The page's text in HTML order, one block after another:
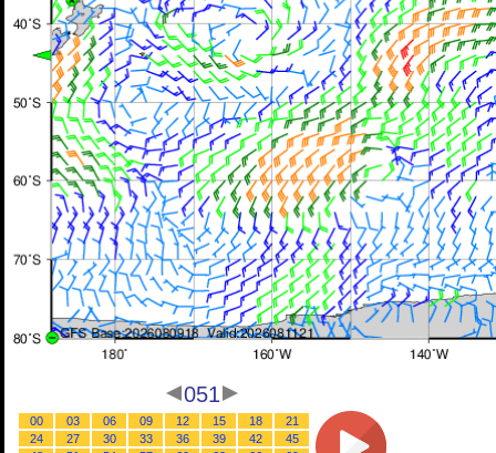
051
00 03 06 09 12 15 18
21
24
27 30 33 36 39 42
45